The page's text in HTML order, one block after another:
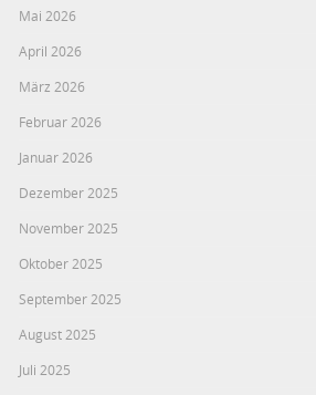
Mai 2026
April 2026
März 2026
Februar 2026
Januar 2026
Dezember 2025
November 2025
Oktober 2025
September 2025
August 2025
Juli 2025